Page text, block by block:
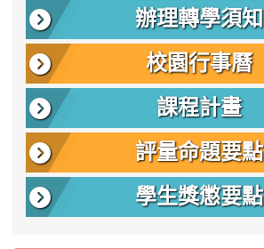
辦理轉學須知
校園行事曆
課程計畫
評量命題要點
學生獎懲要點